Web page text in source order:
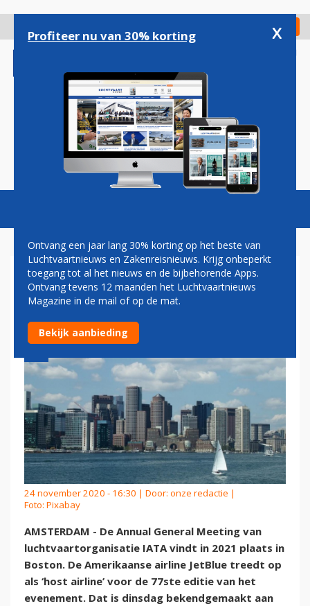
gaan
Check in
Magazine Podcasts Vacatures
IATA-TOP VINDT IN 2021
PLAATS IN BOSTON
24 november 2020 - 16:30 | Door: onze redactie |
Foto: Pixabay
AMSTERDAM - De Annual General Meeting van
luchtvaartorganisatie IATA vindt in 2021 plaats in
Boston. De Amerikaanse airline JetBlue treedt op
als ‘host airline’ voor de 77ste editie van het
evenement. Dat is dinsdag bekendgemaakt aan
Profiteer nu van 30% korting x
Ontvang een jaar lang 30% korting op het beste van
Luchtvaartnieuws en Zakenreisnieuws. Krijg onbeperkt
toegang tot al het nieuws en de bijbehorende Apps.
Ontvang tevens 12 maanden het Luchtvaartnieuws
Magazine in de mail of op de mat.
Bekijk aanbieding